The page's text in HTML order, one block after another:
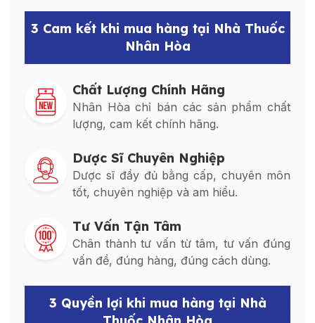
3 Cam kết khi mua hàng tại Nhà Thuốc
Nhân Hòa
Chất Lượng Chính Hãng
Nhân Hòa chỉ bán các sản phẩm chất
lượng, cam kết chính hãng.
Dược Sĩ Chuyên Nghiệp
Dược sĩ đầy đủ bằng cấp, chuyên môn
tốt, chuyên nghiệp và am hiểu.
Tư Vấn Tận Tâm
Chân thành tư vấn từ tâm, tư vấn đúng
vấn đề, đúng hàng, đúng cách dùng.
3 Quyền lợi khi mua hàng tại Nhà